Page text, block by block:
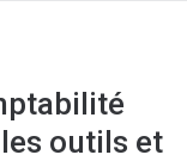
outils et